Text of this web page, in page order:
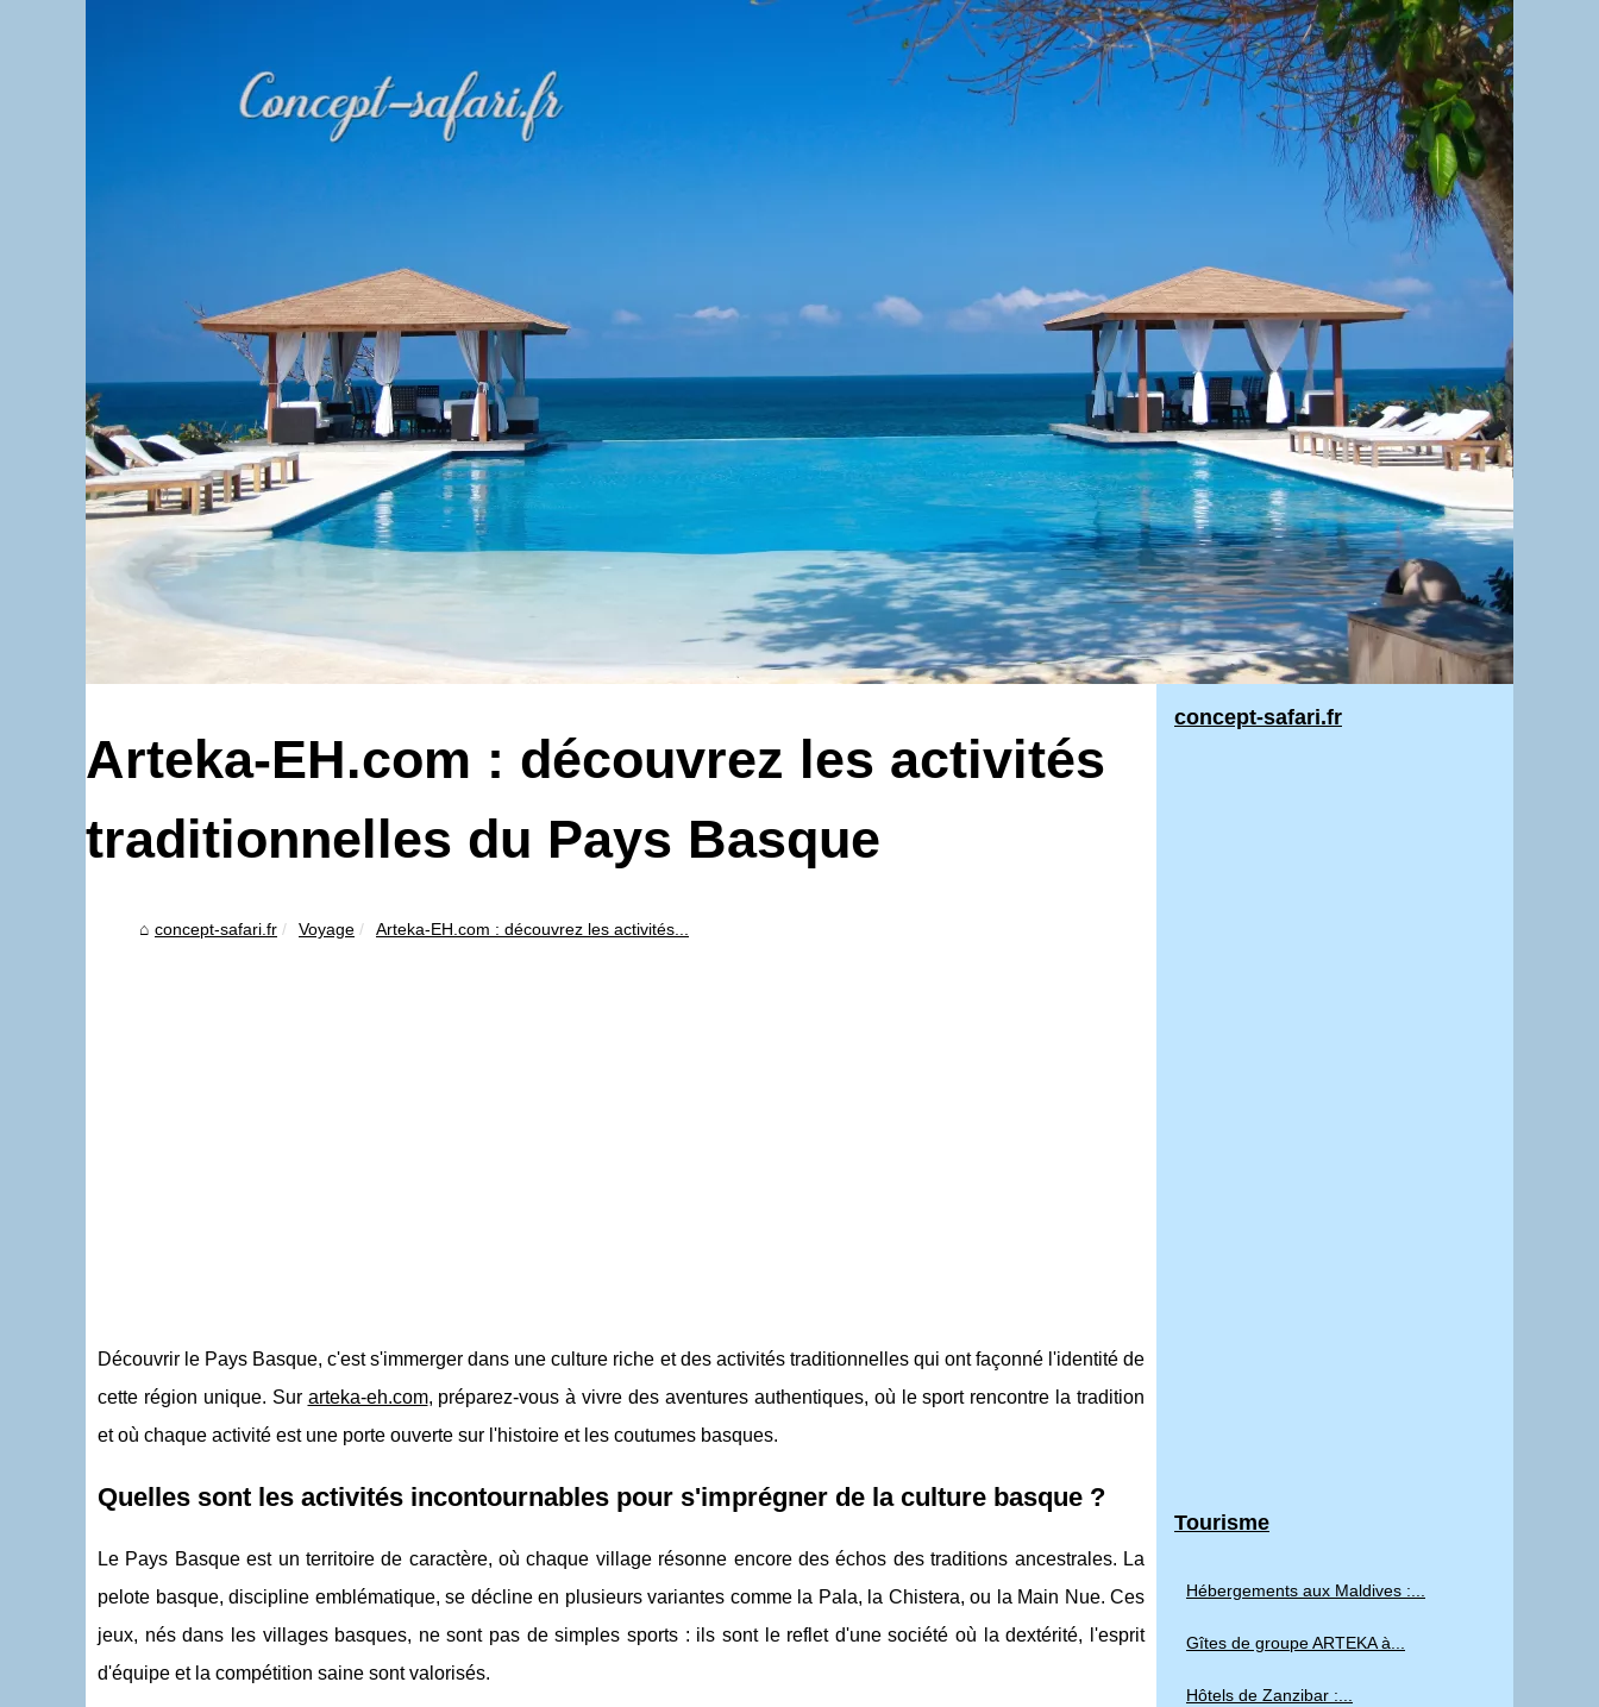
Arteka-EH.com : découvrez les activités
traditionnelles du Pays Basque
concept-safari.fr Voyage Arteka-EH.com : découvrez les activités...
Découvrir le Pays Basque, c'est s'immerger dans une culture riche et des activités traditionnelles qui ont façonné l'identité de
cette région unique. Sur arteka-eh.com, préparez-vous à vivre des aventures authentiques, où le sport rencontre la tradition
et où chaque activité est une porte ouverte sur l'histoire et les coutumes basques.
Quelles sont les activités incontournables pour s'imprégner de la culture basque ?
Le Pays Basque est un territoire de caractère, où chaque village résonne encore des échos des traditions ancestrales. La
pelote basque, discipline emblématique, se décline en plusieurs variantes comme la Pala, la Chistera, ou la Main Nue. Ces
jeux, nés dans les villages basques, ne sont pas de simples sports : ils sont le reflet d'une société où la dextérité, l'esprit
d'équipe et la compétition saine sont valorisés.
concept-safari.fr
Tourisme
Hébergements aux Maldives :...
Gîtes de groupe ARTEKA à...
Hôtels de Zanzibar :...